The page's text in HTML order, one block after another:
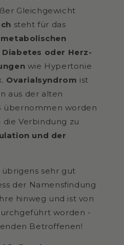
Gleichgewicht
steht für das
oder Herz-
wie Hypertonie
Ovarialsyndrom ist
aus der alten
übernommen worden
Verbindung zu
und der
sehr gut
der Namensfindung
hinweg und ist von
worden -
Betroffenen!